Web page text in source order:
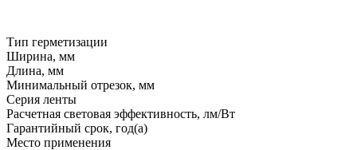
Тип герметизации
Ширина, мм
Длина, мм
Минимальный отрезок, мм
Серия ленты
Расчетная световая эффективность, лм/Вт
Гарантийный срок, год(а)
Место применения